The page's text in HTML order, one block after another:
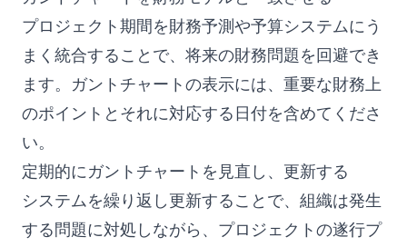
プロジェクト期間を財務予測や予算システムにう
まく統合することで、将来の財務問題を回避でき
ます。ガントチャートの表示には、重要な財務上
のポイントとそれに対応する日付を含めてくださ
い。
定期的にガントチャートを見直し、更新する
システムを繰り返し更新することで、組織は発生
する問題に対処しながら、プロジェクトの遂行プ